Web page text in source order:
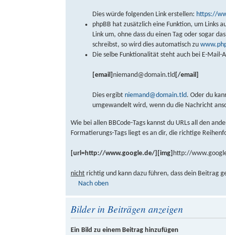
Dies würde folgenden Link erstellen: https://
phpBB hat zusätzlich eine Funktion, um Links
Link um, ohne dass du einen Tag oder sogar
schreibst, so wird dies automatisch zu
Die selbe Funktionalität steht auch bei E-Mail-
[email] niemand@domain.tld[/email]
Dies ergibt niemand@domain.tld. Oder du
umgewandelt wird, wenn du die Nachricht
Wie bei allen BBCode-Tags kannst du URLs all den
Formatierungs-Tags liegt es an dir, die richtige
[url=http://www.google.de/][img] http://
nicht richtig und kann dazu führen, dass dein Beitrag
Nach oben
Bilder in Beiträgen anzeigen
Ein Bild zu einem Beitrag hinzufügen